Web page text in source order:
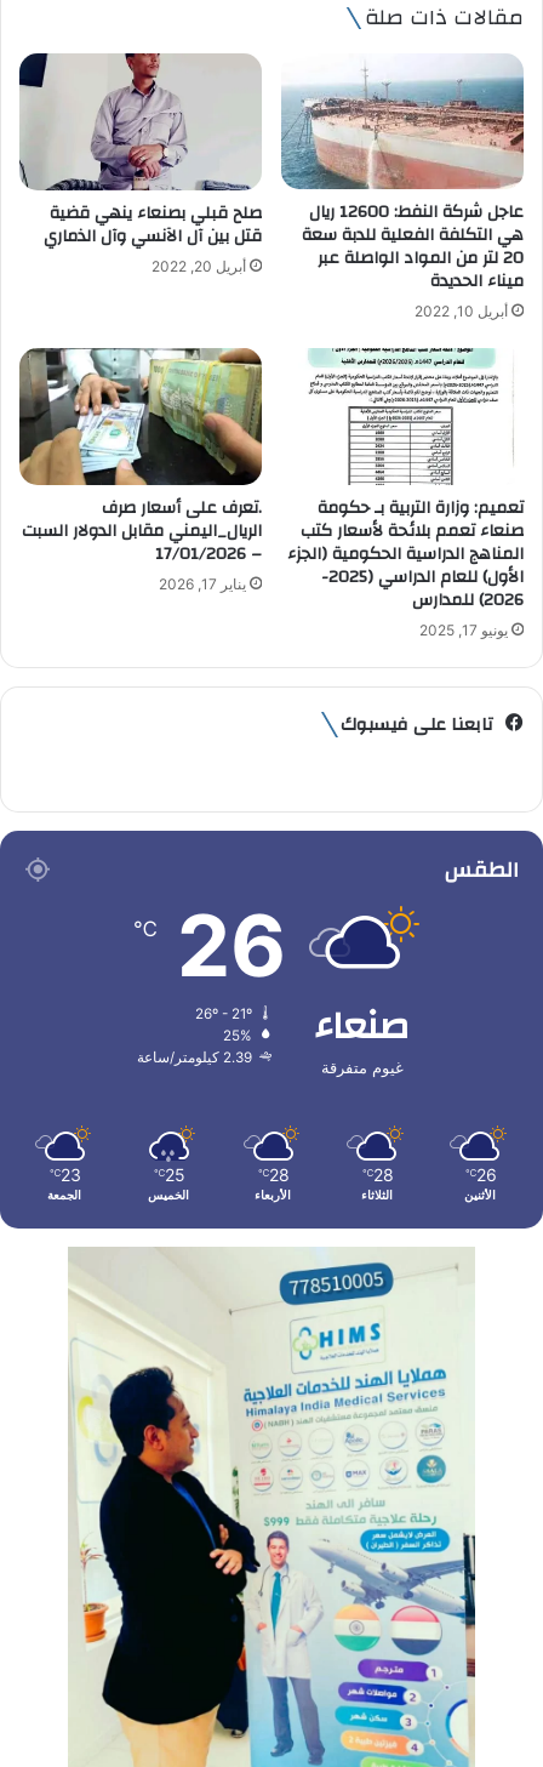
د
ا
ل
إ
ل
ك
ر
و
ن
مقالات ذات صلة
عاجل شركة النفط: 12600 ريال
هي التكلفة الفعلية للدبة سعة
20 لتر من المواد الواصلة عبر
ميناء الحديدة
أبريل 10, 2022
صلح قبلي بصنعاء ينهي قضية
قتل بين آل الآنسي وآل الذماري
أبريل 20, 2022
تعميم: وزارة التربية بـ حكومة
صنعاء تعمم بلائحة لأسعار كتب
المناهج الدراسية الحكومية (الجزء
الأول) للعام الدراسي (2025-
2026) للمدارس
يونيو 17, 2025
.تعرف على أسعار صرف
الريال_اليمني مقابل الدولار السبت
– 17/01/2026
يناير 17, 2026
تابعنا على فيسبوك
الطقس
صنعاء
غيوم متفرقة
26
℃
25%
2.39 كيلومتر/ساعة
26
℃
الأثنين
28
℃
الثلاثاء
28
℃
الأربعاء
25
℃
الخميس
23
℃
الجمعة